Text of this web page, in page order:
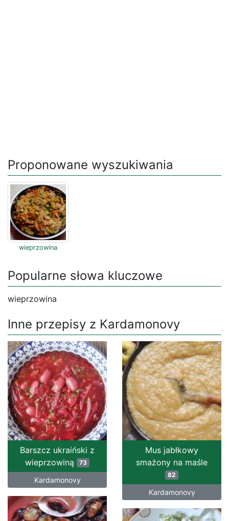
Proponowane wyszukiwania
wieprzowina
Popularne słowa kluczowe
wieprzowina
Inne przepisy z Kardamonovy
Barszcz ukraiński z
wieprzowiną 73
Kardamonovy
Mus jabłkowy
smażony na maśle
82
Kardamonovy